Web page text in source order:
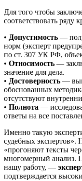
Для того чтобы
соответствовать ряду
• Допустимость —
норм (эксперт
по ст. 307 УК РФ,
• Относимость —
значение для дела.
• Достоверность —
обоснованных
отсутствуют
• Полнота —
ответы на все
Именно такую
судебных экспертов».
«прогоняют тексты
многомерный анализ.
нашу работу, —
подтверждается